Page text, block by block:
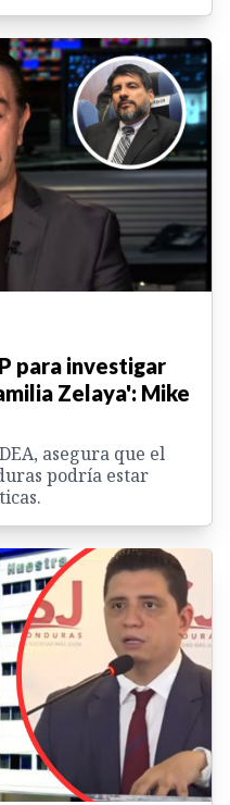
para investigar
Zelaya': Mike
asegura que el
podría estar